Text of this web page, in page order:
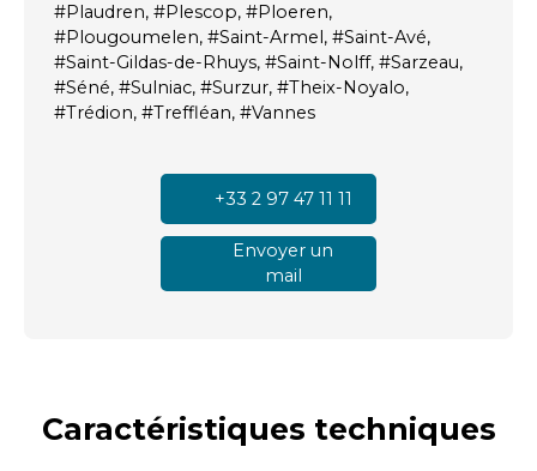
#Plaudren, #Plescop, #Ploeren,
#Plougoumelen, #Saint-Armel, #Saint-Avé,
#Saint-Gildas-de-Rhuys, #Saint-Nolff, #Sarzeau,
#Séné, #Sulniac, #Surzur, #Theix-Noyalo,
#Trédion, #Treffléan, #Vannes
+33 2 97 47 11 11
Envoyer un
mail
Caractéristiques techniques